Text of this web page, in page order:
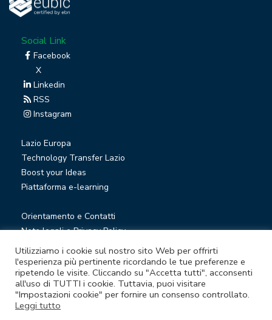
Social Link
Facebook
X
Linkedin
RSS
Instagram
Lazio Europa
Technology Transfer Lazio
Boost your Ideas
Piattaforma e-learning
Orientamento e Contatti
Note legali e Privacy Policy
Privacy Newsletter
Società trasparente
Whistleblowing
© Lazio Innova S.p.A. società soggetta a direzione e
Utilizziamo i cookie sul nostro sito Web per offrirti
l'esperienza più pertinente ricordando le tue preferenze e
ripetendo le visite. Cliccando su "Accetta tutti", acconsenti
all'uso di TUTTI i cookie. Tuttavia, puoi visitare
"Impostazioni cookie" per fornire un consenso controllato.
Leggi tutto